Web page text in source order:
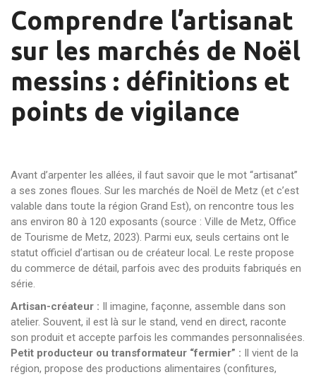
Comprendre l’artisanat
sur les marchés de Noël
messins : définitions et
points de vigilance
Avant d’arpenter les allées, il faut savoir que le mot “artisanat”
a ses zones floues. Sur les marchés de Noël de Metz (et c’est
valable dans toute la région Grand Est), on rencontre tous les
ans environ 80 à 120 exposants (source : Ville de Metz, Office
de Tourisme de Metz, 2023). Parmi eux, seuls certains ont le
statut officiel d’artisan ou de créateur local. Le reste propose
du commerce de détail, parfois avec des produits fabriqués en
série.
Artisan-créateur : Il imagine, façonne, assemble dans son
atelier. Souvent, il est là sur le stand, vend en direct, raconte
son produit et accepte parfois les commandes personnalisées.
Petit producteur ou transformateur “fermier” : Il vient de la
région, propose des productions alimentaires (confitures,